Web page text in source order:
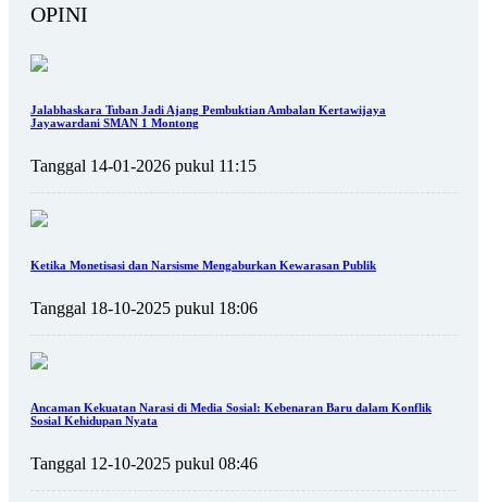
OPINI
Jalabhaskara Tuban Jadi Ajang Pembuktian Ambalan Kertawijaya
Jayawardani SMAN 1 Montong
Tanggal 14-01-2026 pukul 11:15
Ketika Monetisasi dan Narsisme Mengaburkan Kewarasan Publik
Tanggal 18-10-2025 pukul 18:06
Ancaman Kekuatan Narasi di Media Sosial: Kebenaran Baru dalam Konflik
Sosial Kehidupan Nyata
Tanggal 12-10-2025 pukul 08:46